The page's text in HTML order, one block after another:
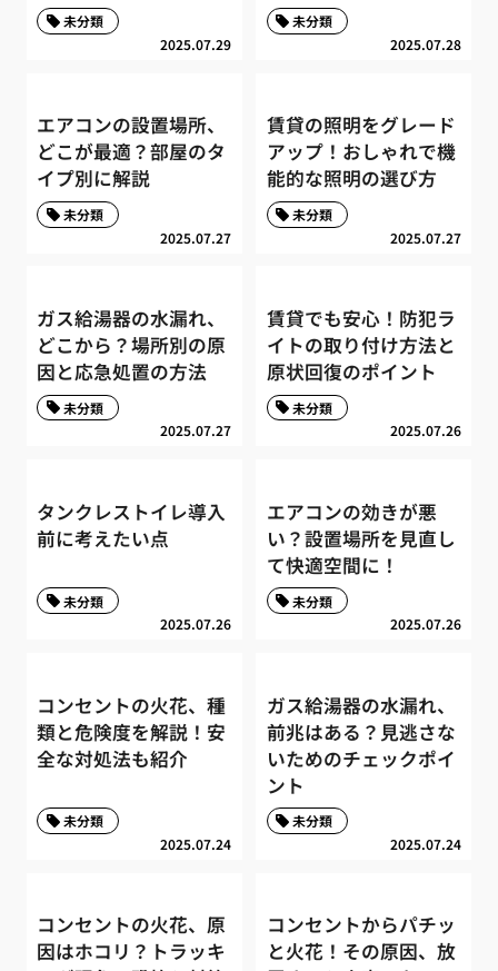
2025.07.29
未分類
2025.07.28
未分類
エアコンの設置場所、
どこが最適？部屋のタ
イプ別に解説
2025.07.27
未分類
賃貸の照明をグレード
アップ！おしゃれで機
能的な照明の選び方
2025.07.27
未分類
ガス給湯器の水漏れ、
どこから？場所別の原
因と応急処置の方法
2025.07.27
未分類
賃貸でも安心！防犯ラ
イトの取り付け方法と
原状回復のポイント
2025.07.26
未分類
タンクレストイレ導入
前に考えたい点
2025.07.26
未分類
エアコンの効きが悪
い？設置場所を見直し
て快適空間に！
2025.07.26
未分類
コンセントの火花、種
類と危険度を解説！安
全な対処法も紹介
2025.07.24
未分類
ガス給湯器の水漏れ、
前兆はある？見逃さな
いためのチェックポイ
ント
2025.07.24
未分類
コンセントの火花、原
因はホコリ？トラッキ
コンセントからパチッ
と火花！その原因、放